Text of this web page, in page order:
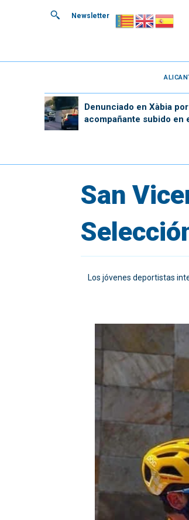
Newsletter
Denunciado en Xàbia
acompañante subido en
San
Los jóvenes deportistas